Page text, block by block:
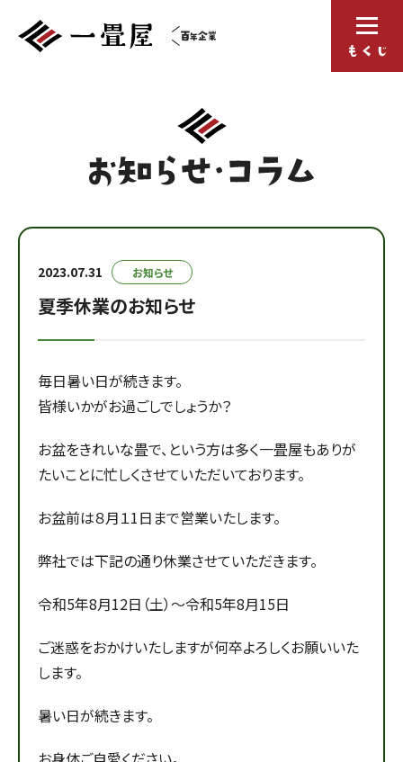
2023.07.31 お知らせ
夏季休業のお知らせ
毎日暑い日が続きます。
皆様いかがお過ごしでしょうか？
お盆をきれいな畳で、という方は多く一畳屋もありが
たいことに忙しくさせていただいております。
お盆前は８月１1日まで営業いたします。
弊社では下記の通り休業させていただきます。
令和5年8月12日（土）～令和5年8月15日
ご迷惑をおかけいたしますが何卒よろしくお願いいた
します。
暑い日が続きます。